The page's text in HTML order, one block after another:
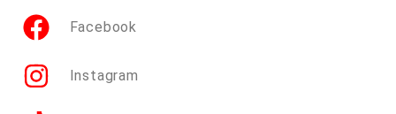
Facebook
Instagram